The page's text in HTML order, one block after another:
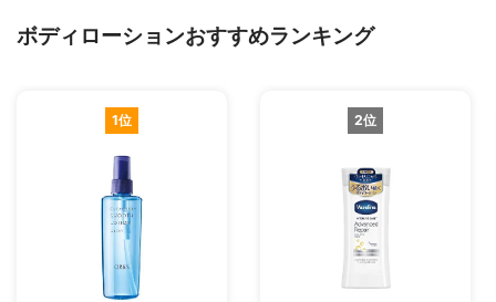
ボディローションおすすめランキング
1位 2位